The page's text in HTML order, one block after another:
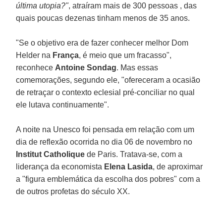
última utopia?", atraíram mais de 300 pessoas , das
quais poucas dezenas tinham menos de 35 anos.
"Se o objetivo era de fazer conhecer melhor Dom
Helder na França, é meio que um fracasso",
reconhece Antoine Sondag. Mas essas
comemorações, segundo ele, "ofereceram a ocasião
de retraçar o contexto eclesial pré-conciliar no qual
ele lutava continuamente".
A noite na Unesco foi pensada em relação com um
dia de reflexão ocorrida no dia 06 de novembro no
Institut Catholique de Paris. Tratava-se, com a
liderança da economista Elena Lasida, de aproximar
a "figura emblemática da escolha dos pobres" com a
de outros profetas do século XX.